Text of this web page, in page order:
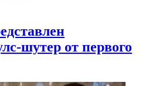
шутер от первого